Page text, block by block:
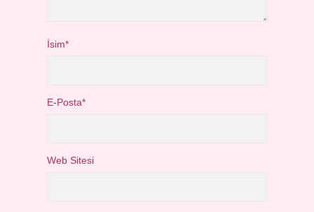
İsim*
E-Posta*
Web Sitesi